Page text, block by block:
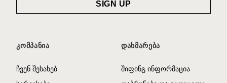
ᲙᲝᲛᲞᲐᲜᲘᲐ
ჩვენ შესახებ
ᲓᲐᲮᲛᲐᲠᲔᲑᲐ
შიფინგ ინფორმაცია